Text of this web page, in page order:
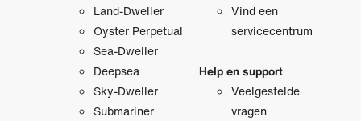
Land-Dweller
Oyster Perpetual
Sea-Dweller
Deepsea
Sky-Dweller
Submariner
Vind een
servicecentrum
Help en support
Veelgestelde
vragen